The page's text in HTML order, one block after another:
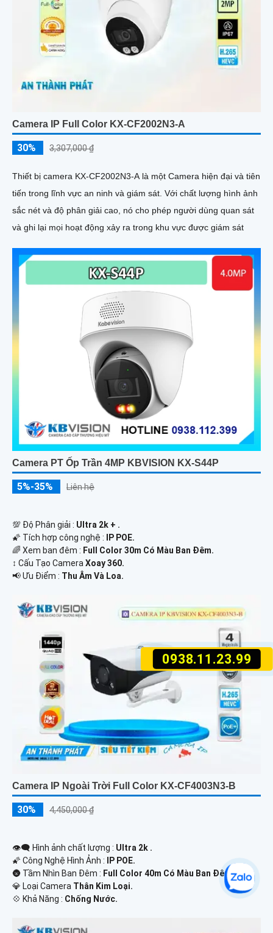
0938.11.23.99
Camera IP Full Color KX-CF2002N3-A
30% 3,307,000 ₫
Thiết bị camera KX-CF2002N3-A là một Camera hiện đại và tiên
tiến trong lĩnh vực an ninh và giám sát. Với chất lượng hình ảnh
sắc nét và độ phân giải cao, nó cho phép người dùng quan sát
và ghi lại mọi hoạt động xảy ra trong khu vực được giám sát
Camera PT Ốp Trần 4MP KBVISION KX-S44P
5%-35% Liên hệ
💯 Độ Phân giải : Ultra 2k + .
🌠 Tích hợp công nghệ :
IP POE.
🌈 Xem ban đêm : Full Color 30m Có Màu Ban Ðêm.
↕️ Cấu Tạo Camera Xoay 360.
️📢 Ưu Điểm : Thu Âm Và Loa.
Camera IP Ngoài Trời Full Color KX-CF4003N3-B
30% 4,450,000 ₫
👁️‍🗨 Hình ảnh chất lượng : Ultra 2k .
🌠 Công Nghệ Hình Ảnh :
IP POE.
🌚 Tầm Nhìn Ban Đêm : Full Color 40m Có Màu Ban Đêm.
💎 Loại Camera Thân Kim Loại.
️💠 Khả Năng : Chống Nước.